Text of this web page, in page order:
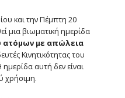
και την Πέμπτη 20
μια βιωματική ημερίδα
ατόμων με απώλεια
Κινητικότητας του
αυτή δεν είναι
χρήσιμη.